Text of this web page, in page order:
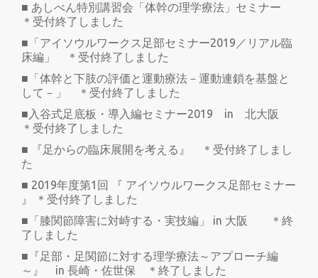
■ あしべん特別講習会「体幹の理学療法」セミナー
＊受付終了しました
■「アイソウルワークス足部セミナー2019／リアル臨
床編」 ＊受付終了しました
■「体幹と下肢の評価と運動療法－運動連鎖を基盤と
して－」 ＊受付終了しました
■入谷式足底板・導入編セミナー2019 in 北大阪
＊受付終了しました
■ 『足からの臨床展開を考える』 ＊受付終了しまし
た
■ 2019年度第1回 『 アイソウルワークス足部セミナー
』 ＊受付終了しました
■「膝関節障害に対峙する・実技編」 in 大阪 ＊終
了しました
■『足部・足関節に対する理学療法～アプローチ編
～』 in 長崎・佐世保 ＊終了しました